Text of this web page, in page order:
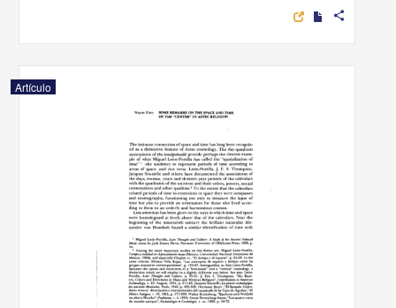
share
Artículo